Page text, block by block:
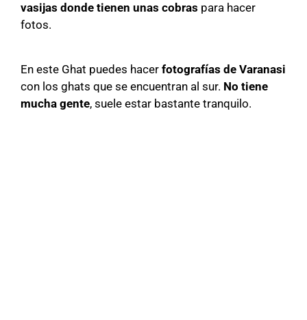
vasijas donde tienen unas cobras para hacer
fotos.
En este Ghat puedes hacer fotografías de Varanasi
con los ghats que se encuentran al sur. No tiene
mucha gente, suele estar bastante tranquilo.